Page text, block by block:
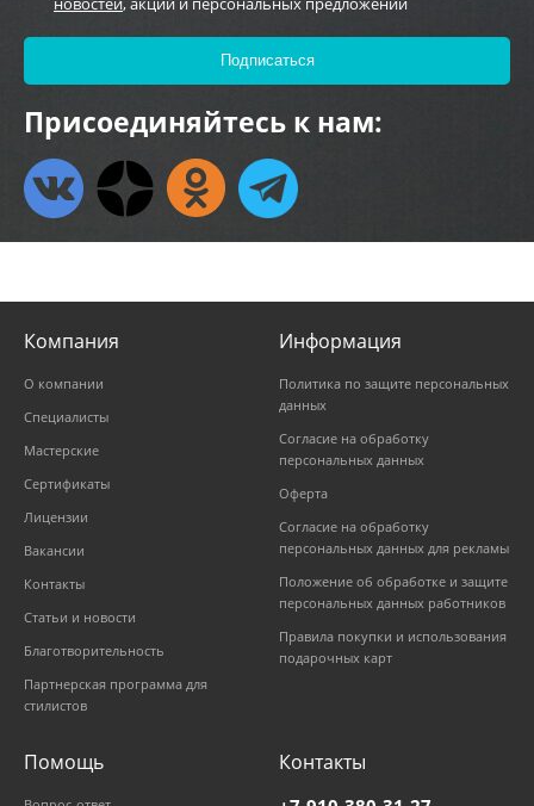
Присоединяйтесь к нам:
Компания
О компании
Специалисты
Мастерские
Сертификаты
Лицензии
Вакансии
Контакты
Статьи и новости
Благотворительность
Партнерская программа для
стилистов
Информация
Политика по защите персональных
данных
Согласие на обработку
персональных данных
Оферта
Согласие на обработку
персональных данных для рекламы
Положение об обработке и защите
персональных данных работников
Правила покупки и использования
подарочных карт
Помощь Контакты